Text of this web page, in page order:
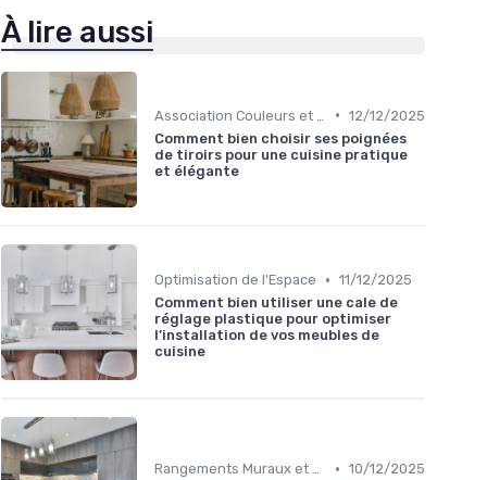
À lire aussi
• 12/12/2025
Comment bien choisir ses poignées
de tiroirs pour une cuisine pratique
et élégante
Optimisation de l'Espace • 11/12/2025
Comment bien utiliser une cale de
réglage plastique pour optimiser
l’installation de vos meubles de
cuisine
Rangements Muraux et Étagères • 10/12/2025